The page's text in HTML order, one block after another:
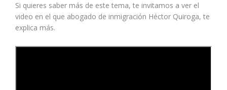
Si quieres saber más de este tema, te invitamos a ver el
video en el que abogado de inmigración Héctor Quiroga, te
explica más.